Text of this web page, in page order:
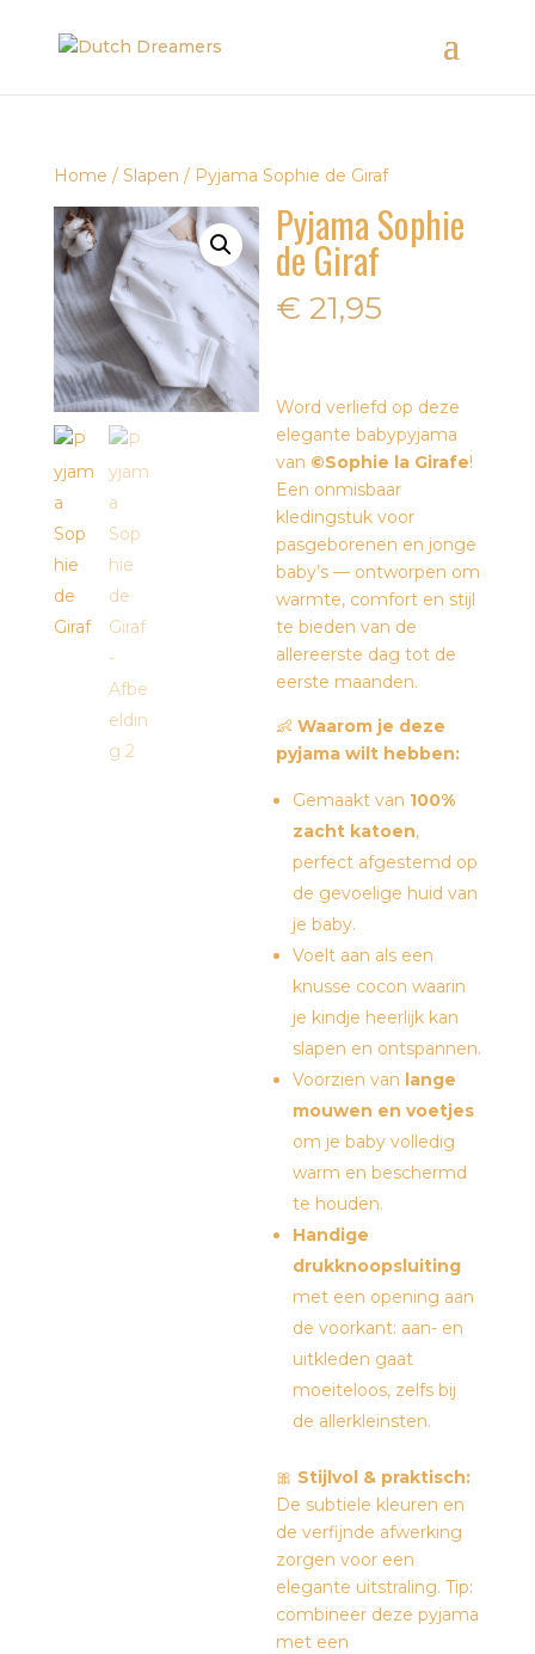
Home / Slapen / Pyjama Sophie de Giraf
Pyjama Sophie
de Giraf
€ 21,95
Word verliefd op deze
elegante babypyjama
van ©Sophie la Girafe!
Een onmisbaar
kledingstuk voor
pasgeborenen en jonge
baby’s — ontworpen om
warmte, comfort en stijl
te bieden van de
allereerste dag tot de
eerste maanden.
👶Waarom je deze
pyjama wilt hebben:
Gemaakt van 100%
zacht katoen,
perfect afgestemd op
de gevoelige huid van
je baby.
Voelt aan als een
knusse cocon waarin
je kindje heerlijk kan
slapen en ontspannen.
Voorzien van lange
mouwen en voetjes
om je baby volledig
warm en beschermd
te houden.
Handige
drukknoopsluiting
met een opening aan
de voorkant: aan- en
uitkleden gaat
moeiteloos, zelfs bij
de allerkleinsten.
🎀 Stijlvol & praktisch:
De subtiele kleuren en
de verfijnde afwerking
zorgen voor een
elegante uitstraling. Tip:
combineer deze pyjama
met een